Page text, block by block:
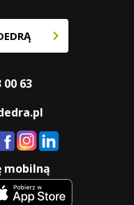
00 63
mobilną